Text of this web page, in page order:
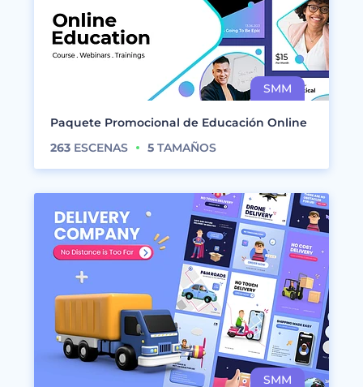
Paquete Promocional de Educación Online
263 ESCENAS 5 TAMAÑOS